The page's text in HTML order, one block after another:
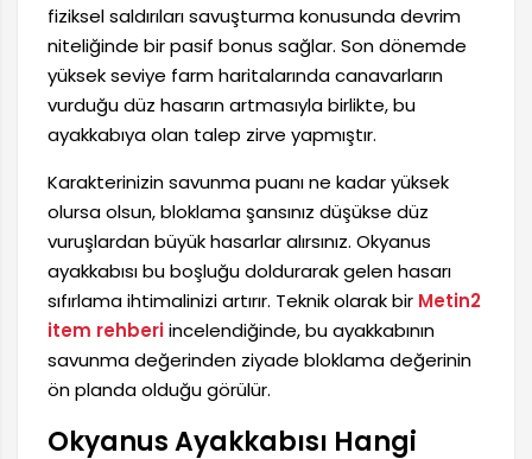
fiziksel saldırıları savuşturma konusunda devrim
niteliğinde bir pasif bonus sağlar. Son dönemde
yüksek seviye farm haritalarında canavarların
vurduğu düz hasarın artmasıyla birlikte, bu
ayakkabıya olan talep zirve yapmıştır.
Karakterinizin savunma puanı ne kadar yüksek
olursa olsun, bloklama şansınız düşükse düz
vuruşlardan büyük hasarlar alırsınız. Okyanus
ayakkabısı bu boşluğu doldurarak gelen hasarı
sıfırlama ihtimalinizi artırır. Teknik olarak bir Metin2
item rehberiincelendiğinde, bu ayakkabının
savunma değerinden ziyade bloklama değerinin
ön planda olduğu görülür.
Okyanus Ayakkabısı Hangi